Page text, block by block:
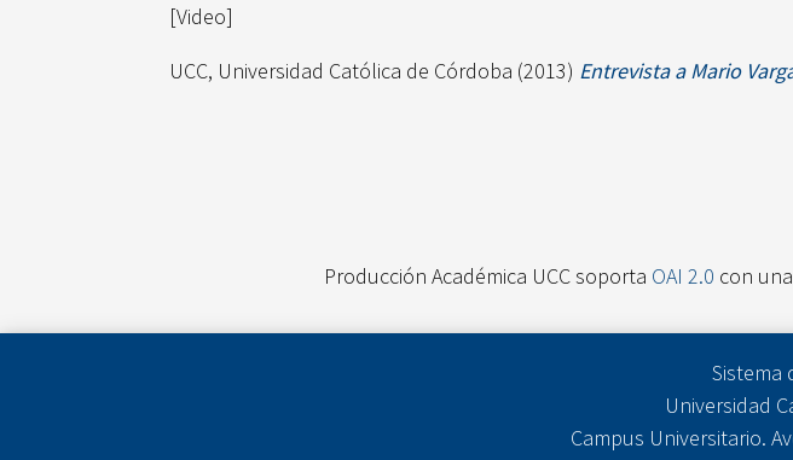
[Video]
UCC, Universidad Católica de Córdoba (2013) Entrevista a Mario
Producción Académica UCC soporta OAI 2.0 con
Sistema
Universidad
Campus Universitario.